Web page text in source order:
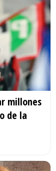
millones
de la